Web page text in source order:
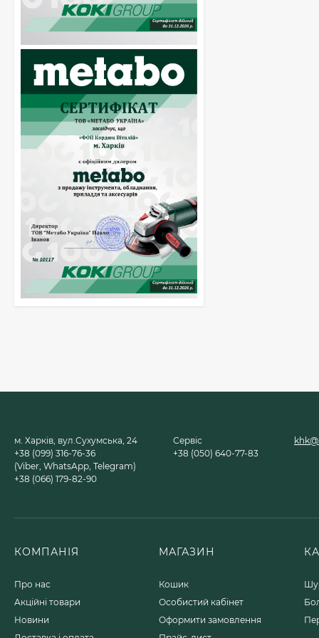
м. Харків, вул.Сухумська, 24
+38 (099) 316-76-36
(Viber, WhatsApp, Telegram)
+38 (066) 179-82-90
Сервіс
+38 (050) 640-77-83
КОМПАНІЯ
Про нас
Акційні товари
Новини
МАГАЗИН
Кошик
Особистий кабінет
Оформити замовлення